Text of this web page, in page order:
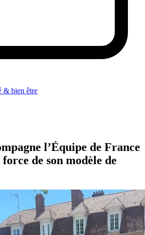
& bien être
l’Équipe de France
de son modèle de